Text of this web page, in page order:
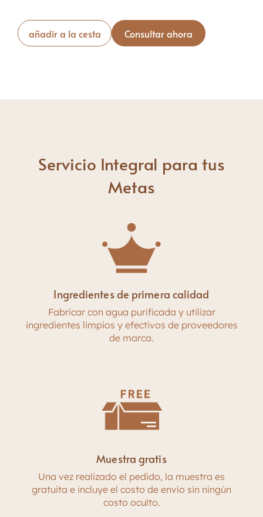
añadir a la cesta Consultar ahora
Servicio Integral para tus
Metas
Ingredientes de primera calidad
Fabricar con agua purificada y utilizar
ingredientes limpios y efectivos de proveedores
de marca.
Muestra gratis
Una vez realizado el pedido, la muestra es
gratuita e incluye el costo de envío sin ningún
costo oculto.